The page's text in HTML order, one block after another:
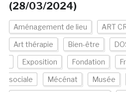
(28/03/2024)
Aménagement de lieu ART
Art thérapie Bien-être
Exposition Fondation
sociale Mécénat Musée